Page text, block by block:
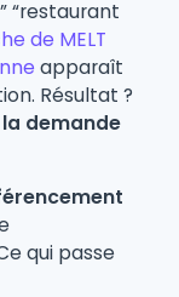
“restaurant
de MELT
apparaît
Résultat ?
demande
qui passe